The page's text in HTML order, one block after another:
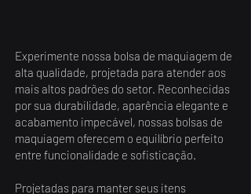
Experimente nossa bolsa de maquiagem de
alta qualidade, projetada para atender aos
mais altos padrões do setor. Reconhecidas
por sua durabilidade, aparência elegante e
acabamento impecável, nossas bolsas de
maquiagem oferecem o equilíbrio perfeito
entre funcionalidade e sofisticação.
Projetadas para manter seus itens